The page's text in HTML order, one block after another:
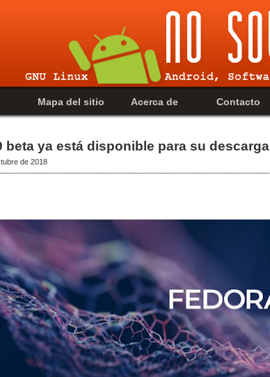
Mapa del sitio Acerca de Contacto
beta ya está disponible para su descarga
de 2018